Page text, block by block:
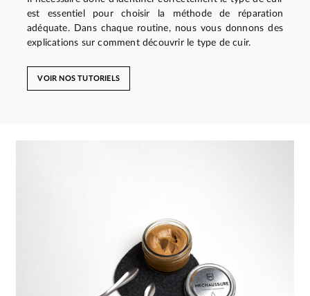
est essentiel pour choisir la méthode de réparation
adéquate. Dans chaque routine, nous vous donnons des
explications sur comment découvrir le type de cuir.
VOIR NOS TUTORIELS